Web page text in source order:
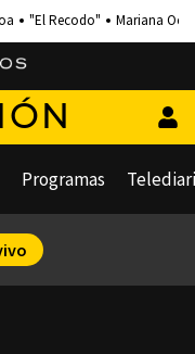
"El Recodo" Mariana
Programas